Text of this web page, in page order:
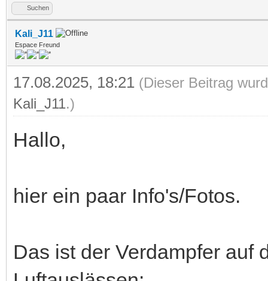
Suchen
Kali_J11
Espace Freund
17.08.2025, 18:21 (Dieser Beitrag
Kali_J11.)
Hallo,
hier ein paar Info's/Fotos.
Das ist der Verdampfer auf